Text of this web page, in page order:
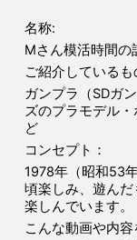
名称:
Mさん模活時間
ご紹介しているも
ガンプラ（SDガ
ズのプラモデル
ど
コンセプト：
1978年（昭和53
頃楽しみ、遊ん
楽しんでいます。
こんな動画や内容